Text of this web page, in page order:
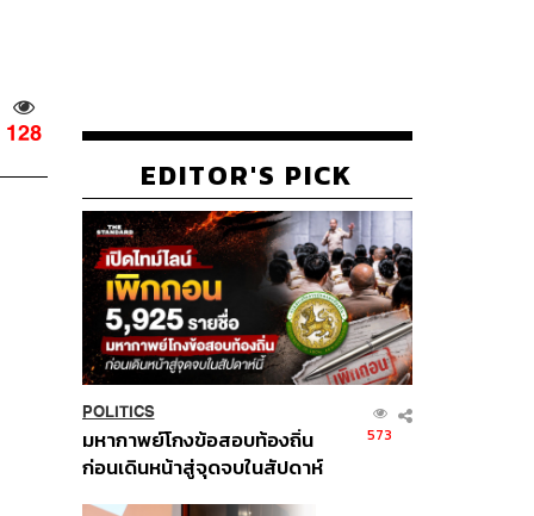
128
EDITOR'S PICK
POLITICS
มหากาพย์โกงข้อสอบท้องถิ่น
ก่อนเดินหน้าสู่จุดจบในสัปดาห์
573